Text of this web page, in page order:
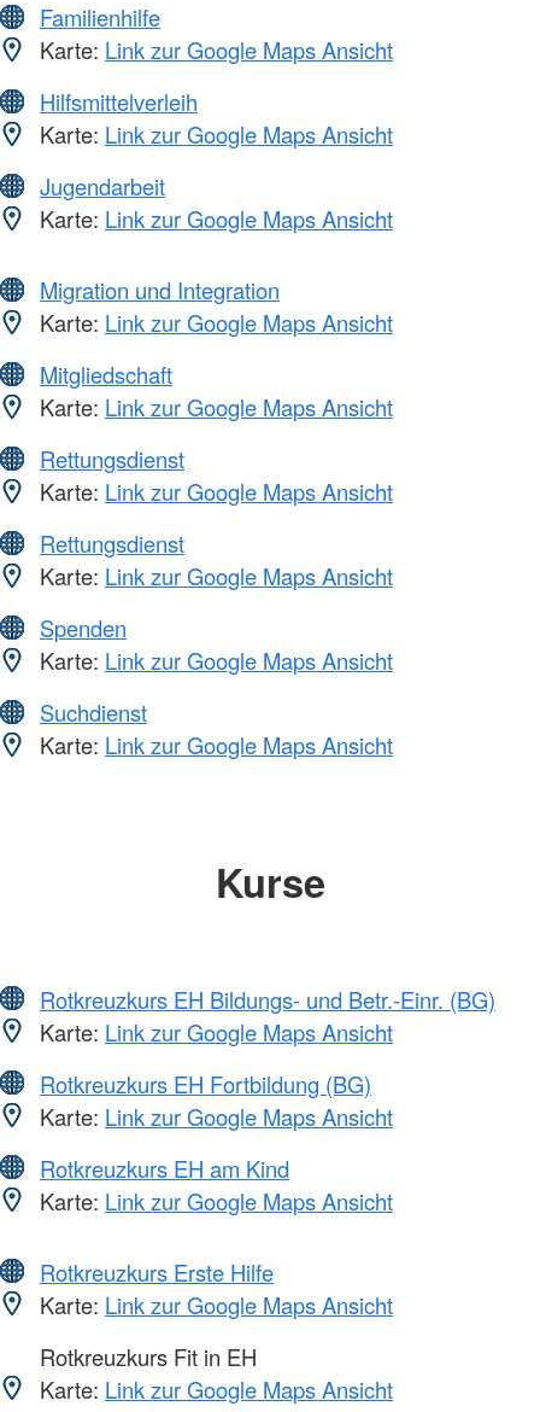
Familienhilfe
Karte: Link zur Google Maps Ansicht
Hilfsmittelverleih
Karte: Link zur Google Maps Ansicht
Jugendarbeit
Karte: Link zur Google Maps Ansicht
Migration und Integration
Karte: Link zur Google Maps Ansicht
Mitgliedschaft
Karte: Link zur Google Maps Ansicht
Rettungsdienst
Karte: Link zur Google Maps Ansicht
Rettungsdienst
Karte: Link zur Google Maps Ansicht
Spenden
Karte: Link zur Google Maps Ansicht
Suchdienst
Karte: Link zur Google Maps Ansicht
Kurse
Rotkreuzkurs EH Bildungs- und Betr.-Einr. (BG)
Karte: Link zur Google Maps Ansicht
Rotkreuzkurs EH Fortbildung (BG)
Karte: Link zur Google Maps Ansicht
Rotkreuzkurs EH am Kind
Karte: Link zur Google Maps Ansicht
Rotkreuzkurs Erste Hilfe
Karte: Link zur Google Maps Ansicht
Rotkreuzkurs Fit in EH
Karte: Link zur Google Maps Ansicht